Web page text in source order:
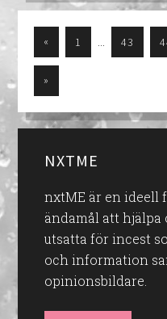
« 1 43
»
NXTME
nxtME är en ideell
ändamål att hjälpa
utsatta för incest
och information
opinionsbildare.